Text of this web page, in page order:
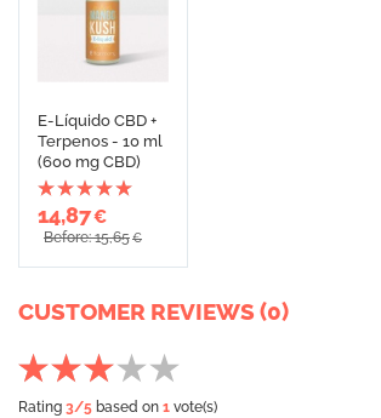
E-Líquido CBD +
Terpenos - 10 ml
(600 mg CBD)
14,87€
Before: 15,65€
CUSTOMER REVIEWS (0)
Rating 3/5 based on 1 vote(s)